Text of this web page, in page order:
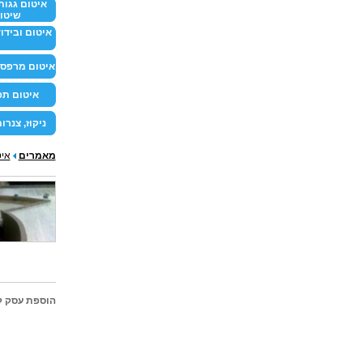
איטום
איטום
איטום
איטום
ניקוז,
מאמרים
הוספת עסק